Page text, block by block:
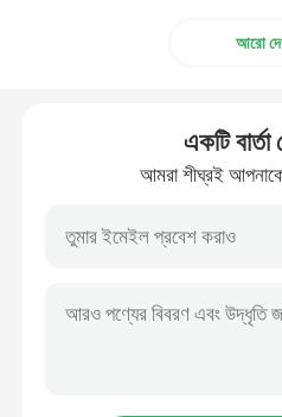
আরো
একটি বার্তা
আমরা শীঘ্রই